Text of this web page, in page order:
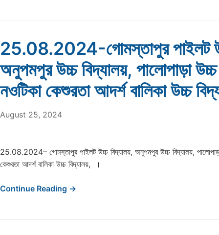
25.08.2024-গোমস্তাপুর পাইলট
অনুপমপুর উচ্চ বিদ্যালয়, পালোপাড়া উচ্চ
নওটিকা কেশুরতা আদর্শ বালিকা উচ্চ
August 25, 2024
25.08.2024– গোমস্তাপুর পাইলট উচ্চ বিদ্যালয়, অনুপমপুর উচ্চ বিদ্যালয়,
কেশুরতা আদর্শ বালিকা উচ্চ বিদ্যালয়, ।
Continue Reading →